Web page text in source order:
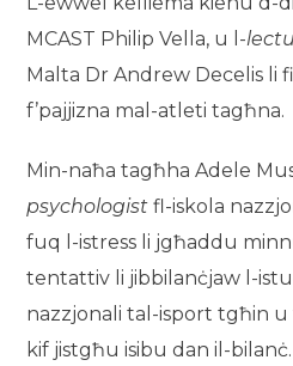
MCAST Philip Vella, u l-
Malta Dr Andrew Decelis li
f’pajjizna mal-atleti tagħna.
Min-naħa tagħha Adele
psychologist fl-iskola
fuq l-istress li jgħaddu
tentattiv li jibbilanċjaw l-
nazzjonali tal-isport tgħin
kif jistgħu isibu dan il-